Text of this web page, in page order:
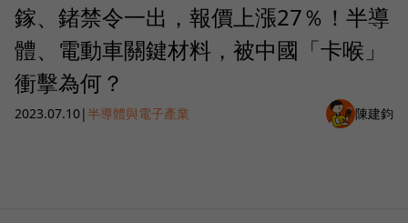
鎵、鍺禁令一出，報價上漲27％！半導
體、電動車關鍵材料，被中國「卡喉」
衝擊為何？
2023.07.10|半導體與電子產業 陳建鈞